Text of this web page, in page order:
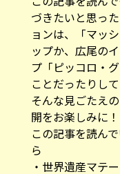
づきたいと思っ
ョンは、
「マッ
ップか、 広尾の
プ「ピッコロ・グ
ことだったりして
そんな見ごたえ
開をお楽しみに！
この記事を読ん
ら
・ 世界遺産マテ